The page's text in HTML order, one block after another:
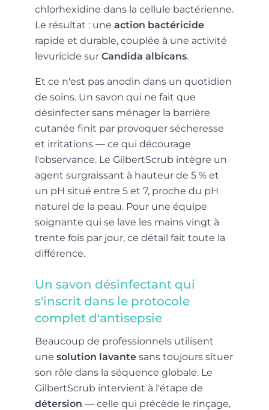
chlorhexidine dans la cellule bactérienne.
Le résultat : une action bactéricide
rapide et durable, couplée à une activité
levuricide sur Candida albicans.
Et ce n'est pas anodin dans un quotidien
de soins. Un savon qui ne fait que
désinfecter sans ménager la barrière
cutanée finit par provoquer sécheresse
et irritations — ce qui décourage
l'observance. Le GilbertScrub intègre un
agent surgraissant à hauteur de 5 % et
un pH situé entre 5 et 7, proche du pH
naturel de la peau. Pour une équipe
soignante qui se lave les mains vingt à
trente fois par jour, ce détail fait toute la
différence.
Un savon désinfectant qui
s'inscrit dans le protocole
complet d'antisepsie
Beaucoup de professionnels utilisent
une solution lavante sans toujours situer
son rôle dans la séquence globale. Le
GilbertScrub intervient à l'étape de
détersion — celle qui précède le rinçage,